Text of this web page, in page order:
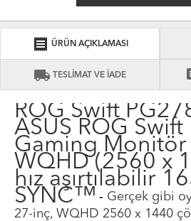
receipt ÜRÜN AÇIKLAMASI
local_shipping TESLİMAT VE İADE
ROG Swift
ASUS ROG
Gaming Monitör
WQHD (2560 x
hız aşırtılabilir
SYNC™ - Gerçek gibi
27-inç, WQHD 2560 x 1440